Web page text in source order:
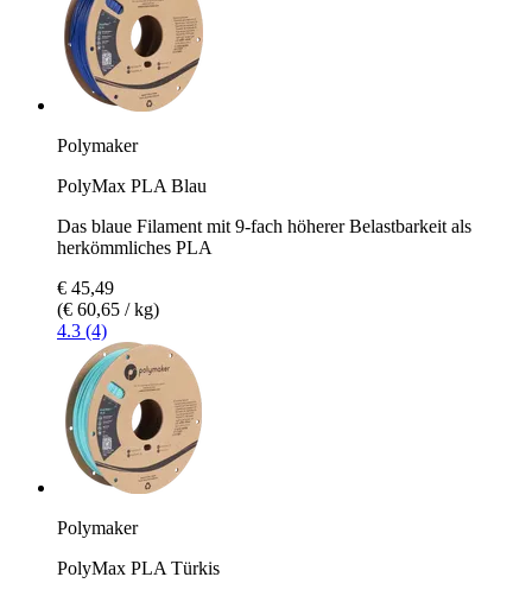
Polymaker
PolyMax PLA Blau
Das blaue Filament mit 9-fach höherer Belastbarkeit als
herkömmliches PLA
€ 45,49
(€ 60,65 / kg)
4.3 (4)
Polymaker
PolyMax PLA Türkis